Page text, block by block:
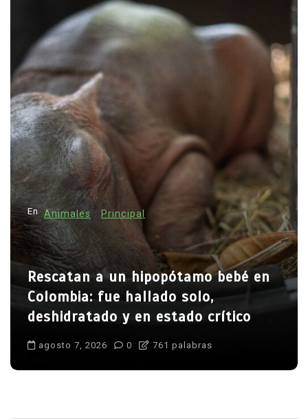
En Animales Principal
Rescatan a un hipopótamo bebé en
Colombia: fue hallado solo,
deshidratado y en estado crítico
agosto 7, 2026 0 761 palabras